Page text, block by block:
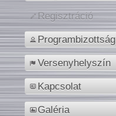
Regisztráció
Programbizottság
Versenyhelyszín
Kapcsolat
Galéria